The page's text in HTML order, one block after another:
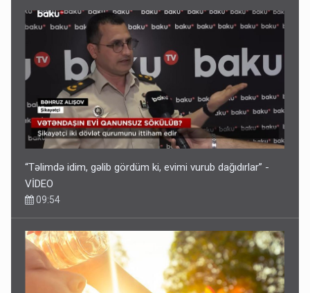
“Təlimdə idim, gəlib gördüm ki, evimi vurub dağıdırlar” -
VİDEO
09:54